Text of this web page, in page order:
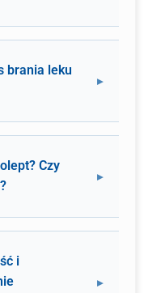
brania leku
Czy
i